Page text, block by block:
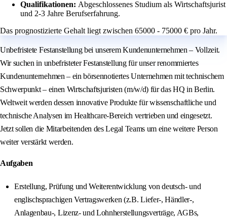
Qualifikationen: Abgeschlossenes Studium als Wirtschaftsjurist
und 2-3 Jahre Berufserfahrung.
Das prognostizierte Gehalt liegt zwischen 65000 - 75000 € pro Jahr.
Unbefristete Festanstellung bei unserem Kundenunternehmen – Vollzeit.
Wir suchen in unbefristeter Festanstellung für unser renommiertes
Kundenunternehmen – ein börsennotiertes Unternehmen mit technischem
Schwerpunkt – einen Wirtschaftsjuristen (m/w/d) für das HQ in Berlin.
Weltweit werden dessen innovative Produkte für wissenschaftliche und
technische Analysen im Healthcare-Bereich vertrieben und eingesetzt.
Jetzt sollen die Mitarbeitenden des Legal Teams um eine weitere Person
weiter verstärkt werden.
Aufgaben
Erstellung, Prüfung und Weiterentwicklung von deutsch- und
englischsprachigen Vertragswerken (z.B. Liefer-, Händler-,
Anlagenbau-, Lizenz- und Lohnherstellungsverträge, AGBs,